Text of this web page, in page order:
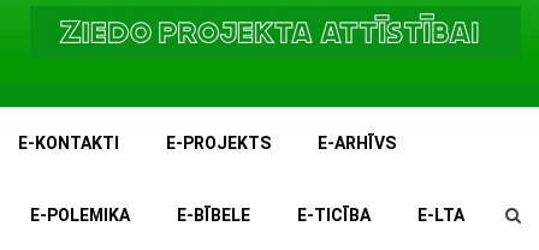
E-KONTAKTI E-PROJEKTS E-ARHĪVS
E-POLEMIKA E-BĪBELE E-TICĪBA E-LTA